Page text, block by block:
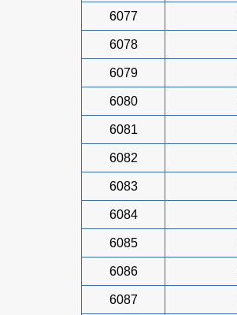
6077
6078
6079
6080
6081
6082
6083
6084
6085
6086
6087